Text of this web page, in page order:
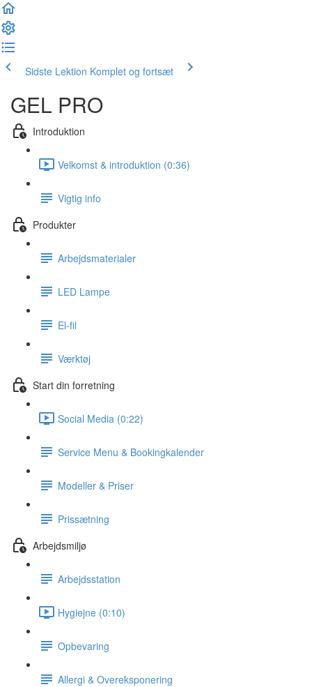
Sidste Lektion Komplet og fortsæt
GEL PRO
Introduktion
Velkomst & introduktion (0:36)
Vigtig info
Produkter
Arbejdsmaterialer
LED Lampe
El-fil
Værktøj
Start din forretning
Social Media (0:22)
Service Menu & Bookingkalender
Modeller & Priser
Prissætning
Arbejdsmiljø
Arbejdsstation
Hygiejne (0:10)
Opbevaring
Allergi & Overeksponering